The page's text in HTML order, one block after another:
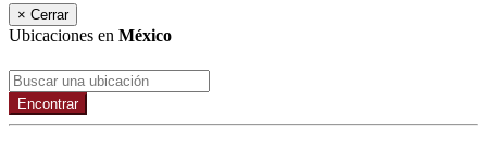
× Cerrar
Ubicaciones en México
Encontrar